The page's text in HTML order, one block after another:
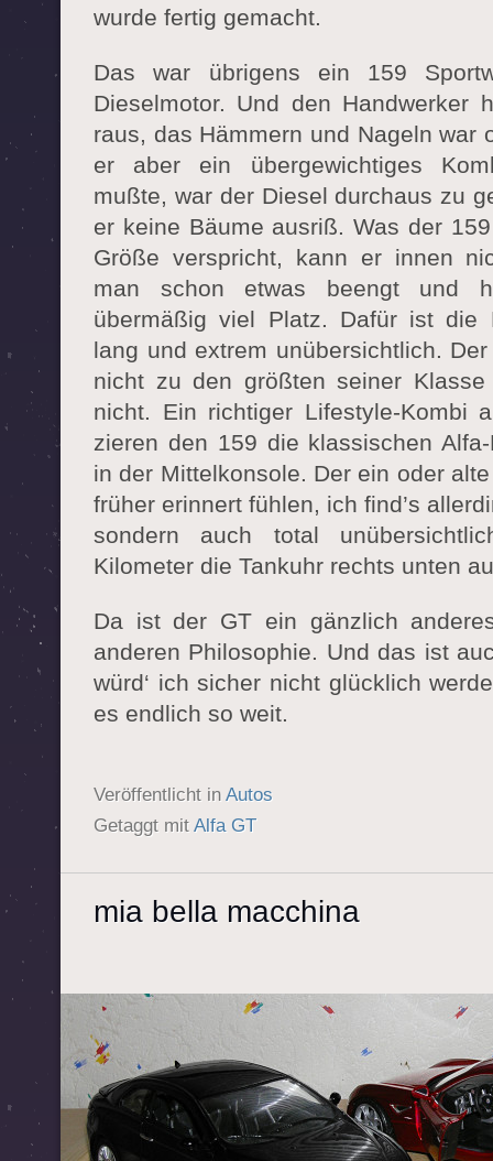
wurde fertig gemacht.
Das war übrigens ein 159
Dieselmotor. Und den Handwerker
raus, das Hämmern und Nageln war
er aber ein übergewichtiges
mußte, war der Diesel durchaus zu
er keine Bäume ausriß. Was der
Größe verspricht, kann er innen
man schon etwas beengt und
übermäßig viel Platz. Dafür ist die
lang und extrem unübersichtlich.
nicht zu den größten seiner
nicht. Ein richtiger Lifestyle-Kombi
zieren den 159 die klassischen
in der Mittelkonsole. Der ein oder
früher erinnert fühlen, ich find’s
sondern auch total
Kilometer die Tankuhr rechts unten
Da ist der GT ein gänzlich
anderen Philosophie. Und das ist
würd‘ ich sicher nicht glücklich
es endlich so weit.
Veröffentlicht in Autos
Getaggt mit Alfa GT
mia bella macchina